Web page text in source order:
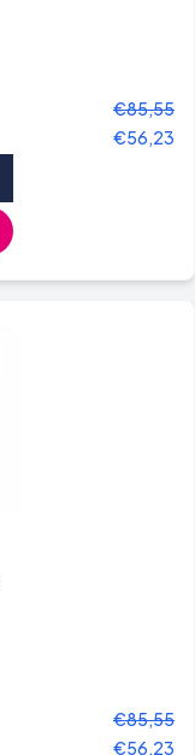
€85,55
€56,23
€85,55
€56,23